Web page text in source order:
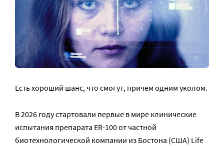
Есть хороший шанс, что смогут, причем одним уколом.
В 2026 году стартовали первые в мире клинические
испытания препарата ER-100 от частной
биотехнологической компании из Бостона (США) Life